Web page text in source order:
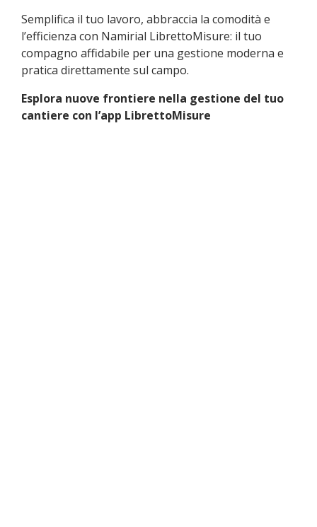
Semplifica il tuo lavoro, abbraccia la comodità e
l’efficienza con Namirial LibrettoMisure: il tuo
compagno affidabile per una gestione moderna e
pratica direttamente sul campo.
Esplora nuove frontiere nella gestione del tuo
cantiere con l’app LibrettoMisure